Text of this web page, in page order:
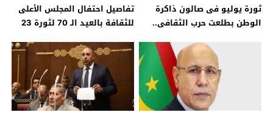
ثورة يوليو فى صالون ذاكرة
الوطن بطلعت حرب الثقافى..
تفاصيل احتفال المجلس الأعلى
للثقافة بالعيد الـ 70 لثورة 23